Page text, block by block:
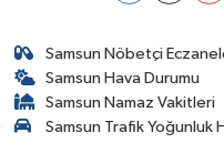
Samsun Nöbetçi
Samsun Hava Durumu
Samsun Namaz Vakitleri
Samsun Trafik Yoğunluk